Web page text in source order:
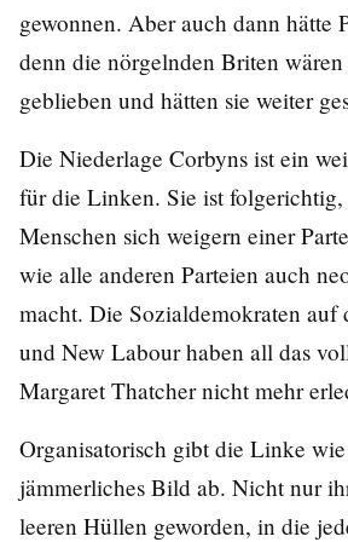
gewonnen. Aber auch dann hätte
denn die nörgelnden Briten
geblieben und hätten sie weiter
Die Niederlage Corbyns ist ein
für die Linken. Sie ist
Menschen sich weigern einer
wie alle anderen Parteien auch
macht. Die Sozialdemokraten auf
und New Labour haben all das
Margaret Thatcher nicht mehr
Organisatorisch gibt die Linke
jämmerliches Bild ab. Nicht nur
leeren Hüllen geworden, in die